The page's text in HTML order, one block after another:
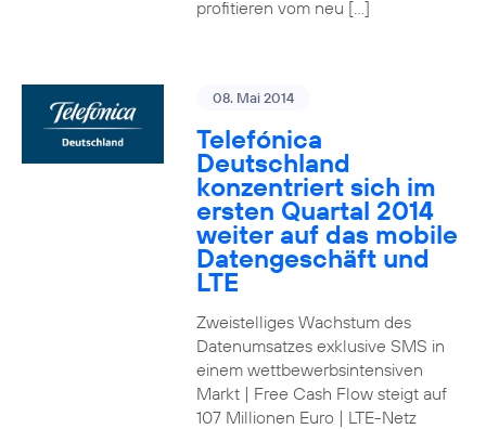
profitieren vom neu […]
08. Mai 2014
Telefónica
Deutschland
konzentriert sich im
ersten Quartal 2014
weiter auf das mobile
Datengeschäft und
LTE
Zweistelliges Wachstum des
Datenumsatzes exklusive SMS in
einem wettbewerbsintensiven
Markt | Free Cash Flow steigt auf
107 Millionen Euro | LTE-Netz